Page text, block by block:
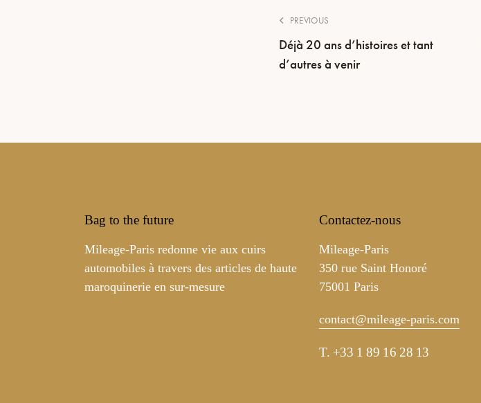
PREVIOUS
Déjà 20 ans d’histoires et tant
d’autres à venir
Bag to the future
Mileage-Paris redonne vie aux cuirs
automobiles à travers des articles de haute
maroquinerie en sur-mesure
Contactez-nous
Mileage-Paris
350 rue Saint Honoré
75001 Paris
contact@mileage-paris.com
T. +33 1 89 16 28 13